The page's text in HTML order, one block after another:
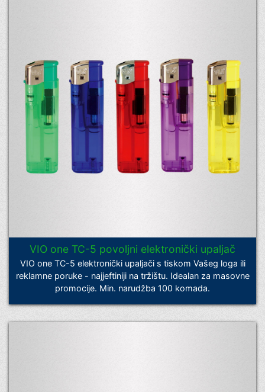
VIO one TC-5 povoljni elektronički upaljač
VIO one TC-5 elektronički upaljači s tiskom Vašeg loga ili
reklamne poruke - najjeftiniji na tržištu. Idealan za masovne
promocije. Min. narudžba 100 komada.